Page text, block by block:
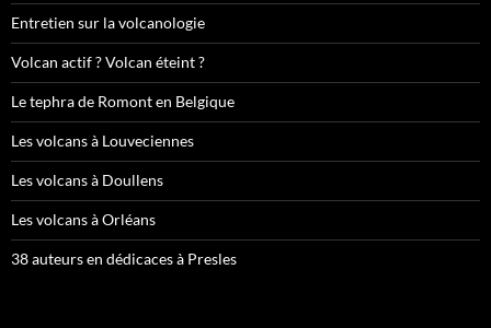
Entretien sur la volcanologie
Volcan actif ? Volcan éteint ?
Le tephra de Romont en Belgique
Les volcans à Louveciennes
Les volcans à Doullens
Les volcans à Orléans
38 auteurs en dédicaces à Presles